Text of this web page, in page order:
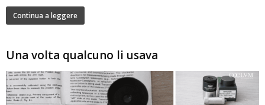
Continua a leggere
Una volta qualcuno li usava